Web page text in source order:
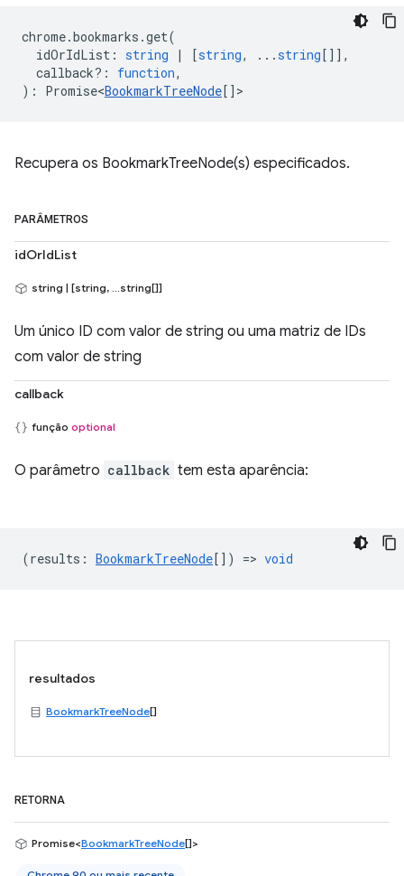
chrome.bookmarks .get(
idOrIdList : string | [string, ...string[]],
callback? : function,
) : Promise<BookmarkTreeNode[] >
Recupera os BookmarkTreeNode(s) especificados.
PARÂMETROS
idOrIdList
string | [string, ...string[]]
Um único ID com valor de string ou uma matriz de IDs
com valor de string
callback
função optional
O parâmetro callback tem esta aparência:
(results : BookmarkTreeNode[]) => void
resultados
BookmarkTreeNode[]
RETORNA
Promise<BookmarkTreeNode[]>